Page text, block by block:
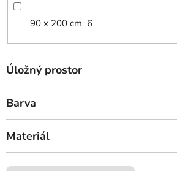
90 x 200 cm 6
Úložný prostor
Barva
Materiál